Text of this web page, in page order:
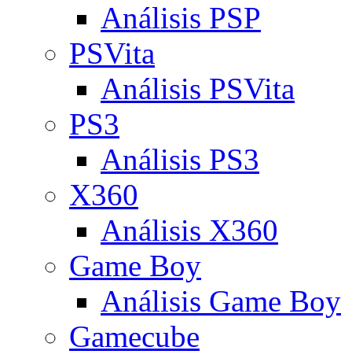
Análisis PSP
PSVita
Análisis PSVita
PS3
Análisis PS3
X360
Análisis X360
Game Boy
Análisis Game Boy
Gamecube